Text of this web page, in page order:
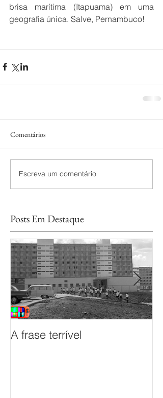
brisa marítima (Itapuama) em uma
geografia única. Salve, Pernambuco!
Comentários
Escreva um comentário
Posts Em Destaque
A frase terrível